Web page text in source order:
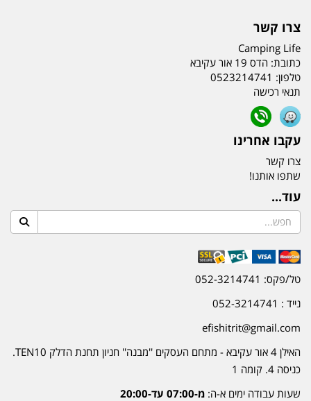
צרו קשר
Camping Life
כתובת: הדס 19 אור עקיבא
טלפון: 0523214741
תנאי רכישה
עקבו אחרינו
צרו קשר
שתפו אותנו!
עוד...
טל/פקס: 052-3214741
נייד : 052-3214741
efishitrit@gmail.com
האילן 4 אור עקיבא - מתחם העסקים ''מבנה'' חניון תחנת הדלק TEN10.
כניסה 4. קומה 1
שעות עבודה ימים א-ה: מ-07:00 עד-20:00